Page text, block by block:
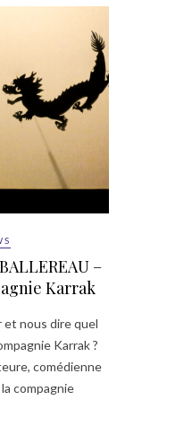
–
Karrak
et nous dire quel
Karrak ?
comédienne
compagnie